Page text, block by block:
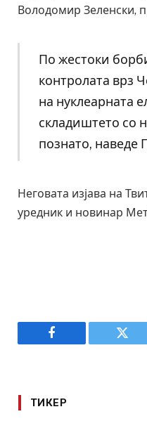
Володомир Зеленски,
По жестоки
контролата врз
на нуклеарната
складиштето со
познато, наведе
Неговата изјава на
уредник и новинар
Facebook
ТИКЕР